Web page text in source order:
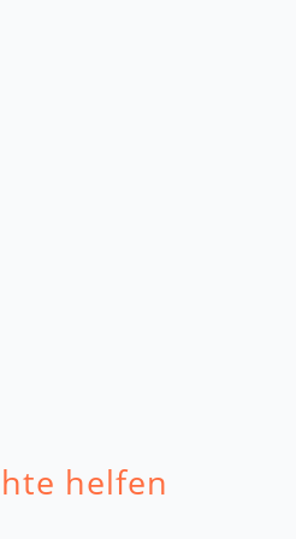
helfen